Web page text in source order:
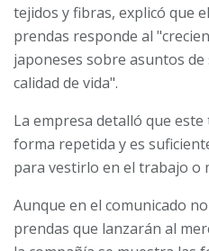
tejidos y fibras, explicó que
prendas responde al
japoneses sobre asuntos de
calidad de vida".
La empresa detalló que
forma repetida y es
para vestirlo en el trabajo o
Aunque en el comunicado
prendas que lanzarán al